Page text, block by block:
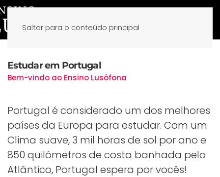
Saltar para o conteúdo principal
Estudar em Portugal
Bem-vindo ao Ensino Lusófona
Portugal é considerado um dos melhores
países da Europa para estudar. Com um
Clima suave, 3 mil horas de sol por ano e
850 quilómetros de costa banhada pelo
Atlântico, Portugal espera por vocês!